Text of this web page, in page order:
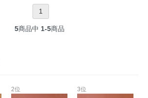
1
5商品中 1-5商品
2位 3位